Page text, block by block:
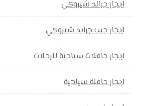
ايجار جراند شيروكي
ايجار جيب جراند شيروكي
ايجار حافلات سياحية للرحلات
ايجار حافلة سياحية